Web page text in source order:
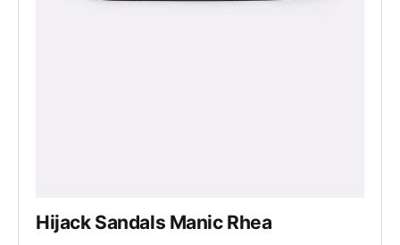
Hijack Sandals Manic Rhea